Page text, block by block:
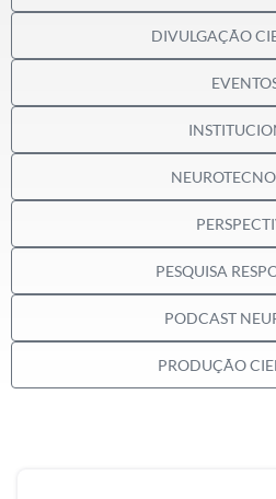
DIVULGAÇÃO
PESQUISA
PODCAST
PRODUÇÃO